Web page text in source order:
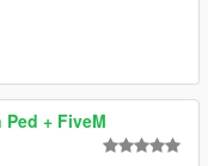
+ FiveM